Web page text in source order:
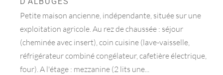
Petite maison ancienne, indépendante, située sur une
exploitation agricole. Au rez de chaussée : séjour
(cheminée avec insert), coin cuisine (lave-vaisselle,
réfrigérateur combiné congélateur, cafetière électrique,
four). A l'étage : mezzanine (2 lits une...